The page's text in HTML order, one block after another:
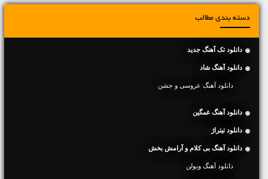
دسته بندی مطالب
دانلود تک آهنگ جدید
دانلود آهنگ شاد
دانلود آهنگ عروسی و جشن
دانلود آهنگ غمگین
دانلود تیتراژ
دانلود آهنگ بی کلام و آرامش بخش
دانلود آهنگ ویولن